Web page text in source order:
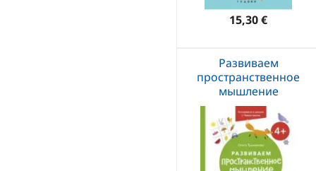
15,30 €
Развиваем
пространственное
мышление